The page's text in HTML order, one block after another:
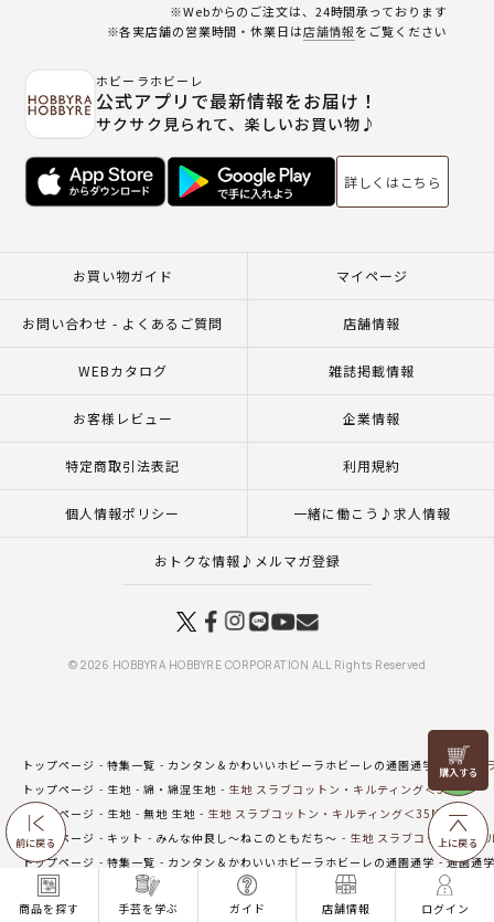
商品を探す 手芸を学ぶ ガイド 店舗情報 ログイン
前に戻る
リリヤン
フェア
上に戻る
※Webからのご注文は、24時間承っております
※各実店舗の営業時間・休業日は店舗情報をご覧ください
ホビーラホビーレ
公式アプリで最新情報をお届け！
サクサク見られて、楽しいお買い物♪
詳しくはこちら
お買い物ガイド マイページ
お問い合わせ - よくあるご質問 店舗情報
WEBカタログ 雑誌掲載情報
お客様レビュー 企業情報
特定商取引法表記 利用規約
個人情報ポリシー 一緒に働こう♪求人情報
おトクな情報♪メルマガ登録
© 2026 HOBBYRA HOBBYRE CORPORATION ALL Rights Reserved
トップページ 特集一覧 カンタン＆かわいいホビーラホビーレの通園通学
生地 ス
トップページ
生地 綿・綿混生地
生地 スラブコットン・キルティング＜35N＞
トップページ
生地 無地 生地
生地 スラブコットン・キルティング＜35N＞
トップページ
キット みんな仲良し～ねこのともだち～
生地 スラブコットン・キ
トップページ
特集一覧 カンタン＆かわいいホビーラホビーレの通園通学
通園通
トップページ
特集一覧 カンタン＆かわいいホビーラホビーレの通園通学
通園通
トップページ
生地 キルティング生地 生地 スラブコットン・キルティング＜35N